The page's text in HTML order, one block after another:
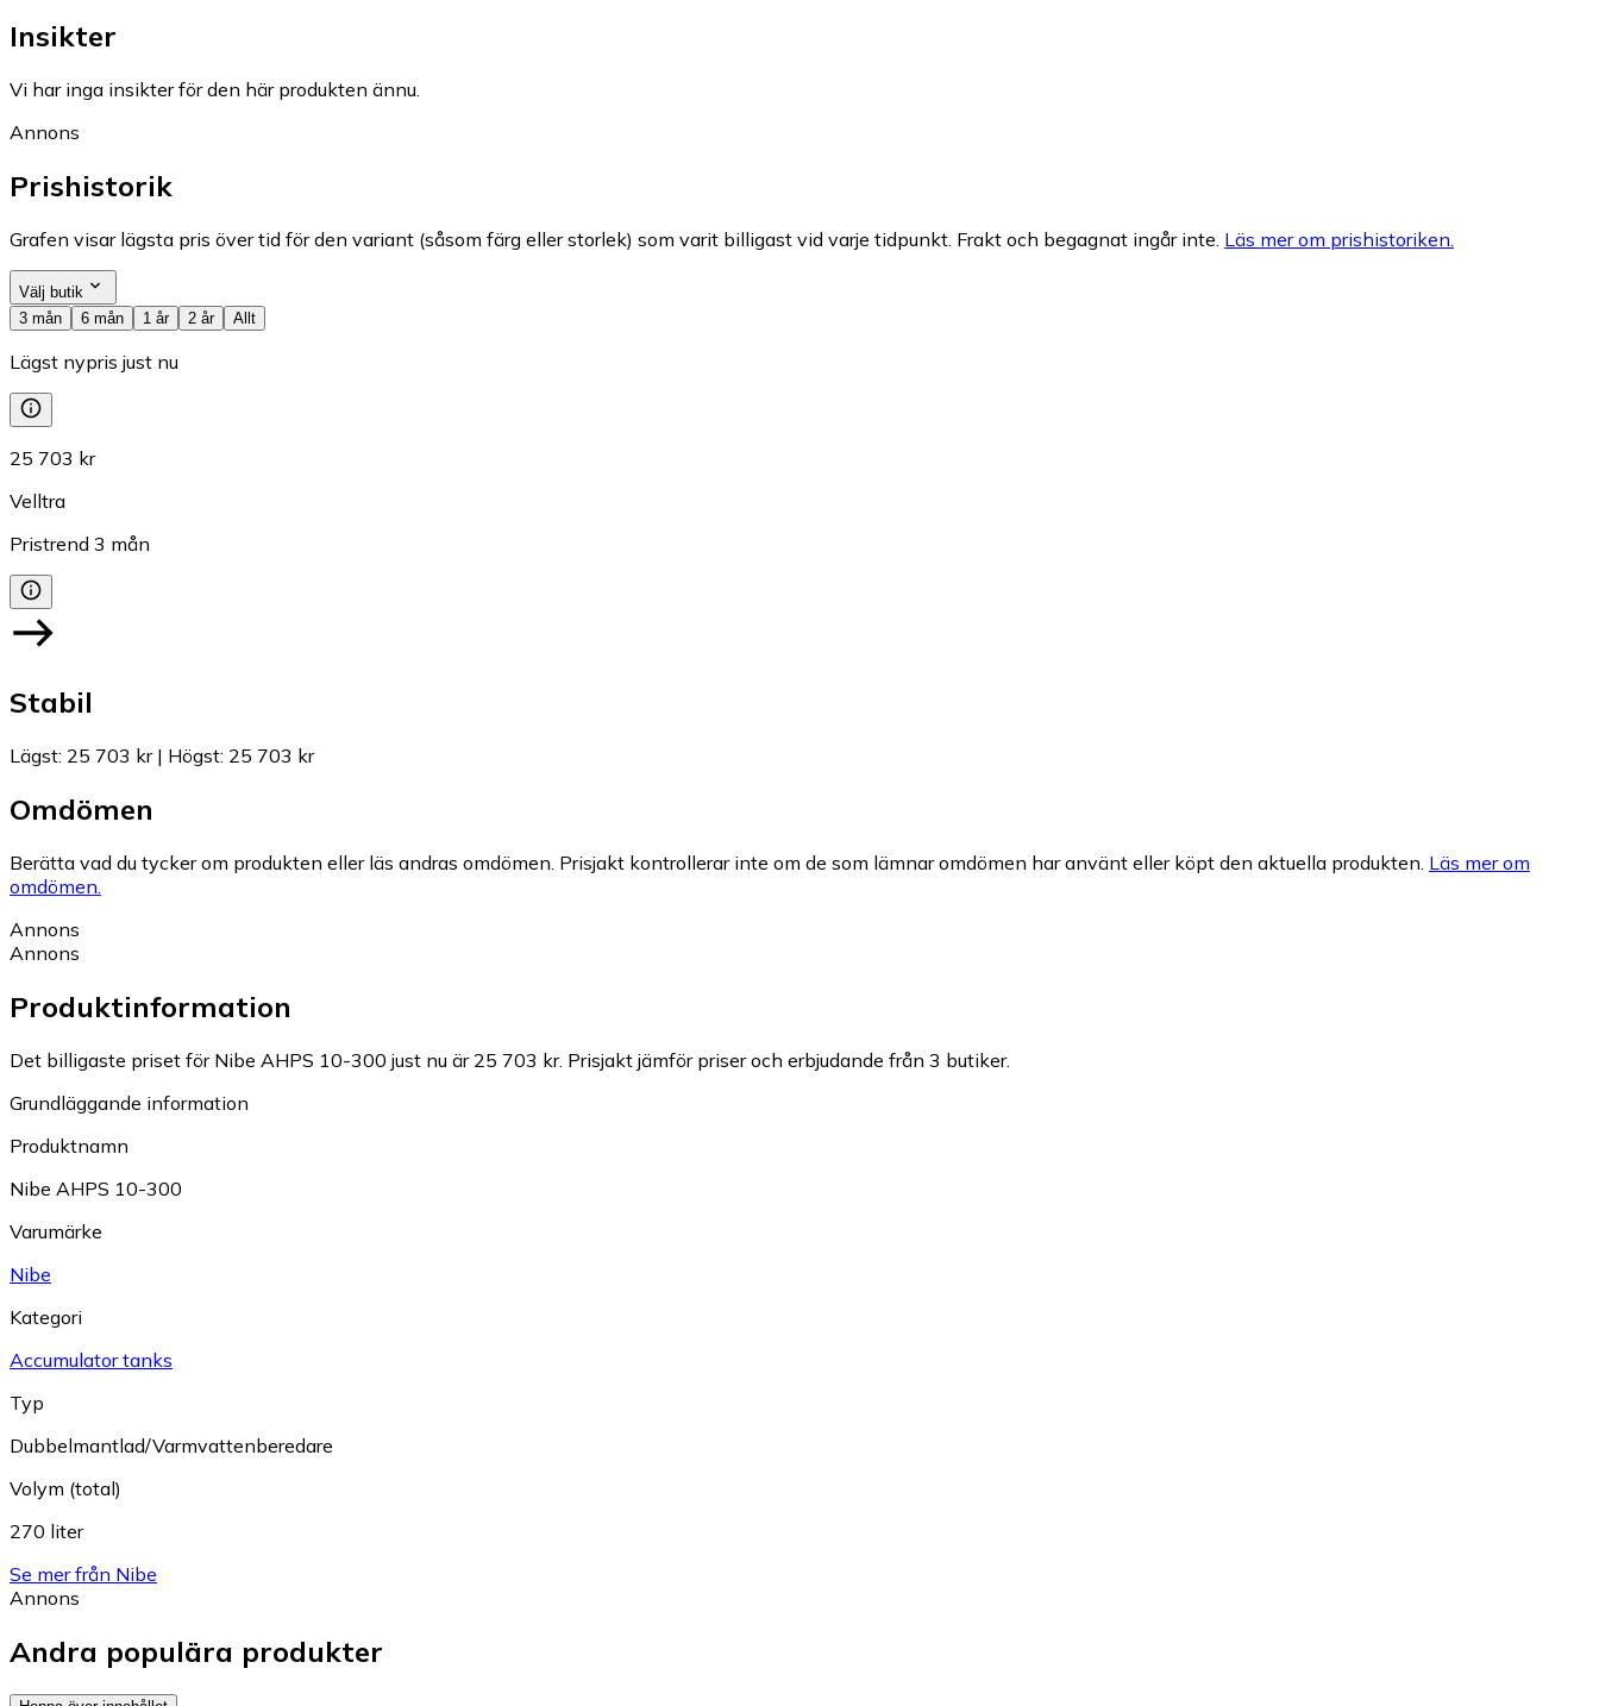
Insikter
Vi har inga insikter för den här produkten ännu.
Annons
Prishistorik
Grafen visar lägsta pris över tid för den variant (såsom färg eller storlek) som varit billigast vid varje tidpunkt. Frakt och begagnat ingår inte. Läs mer om prishistoriken.
Välj butik
3 mån
6 mån 1 år 2 år Allt
Lägst nypris just nu
25 703 kr
Velltra
Pristrend 3 mån
Stabil
Lägst: 25 703 kr| Högst: 25 703 kr
Omdömen
Berätta vad du tycker om produkten eller läs andras omdömen. Prisjakt kontrollerar inte om de som lämnar omdömen har använt eller köpt den aktuella produkten. Läs mer om
omdömen.
Annons
Annons
Produktinformation
Det billigaste priset för Nibe AHPS 10-300 just nu är 25 703 kr. Prisjakt jämför priser och erbjudande från 3 butiker.
Grundläggande information
Produktnamn
Nibe AHPS 10-300
Varumärke
Nibe
Kategori
Accumulator tanks
Typ
Dubbelmantlad/Varmvattenberedare
Volym (total)
270 liter
Se mer från Nibe
Annons
Andra populära produkter